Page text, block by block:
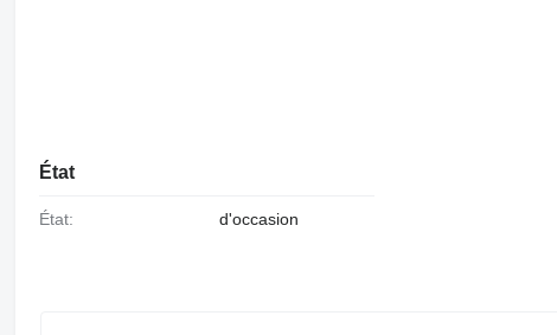
État
État: d'occasion